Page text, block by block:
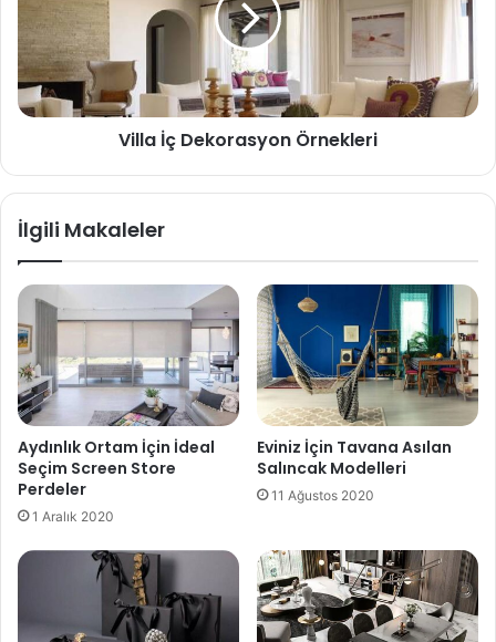
Villa İç Dekorasyon Örnekleri
İlgili Makaleler
Aydınlık Ortam İçin İdeal
Seçim Screen Store
Perdeler
1 Aralık 2020
Eviniz İçin Tavana Asılan
Salıncak Modelleri
11 Ağustos 2020